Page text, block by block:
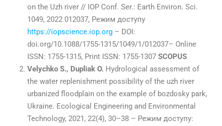
on the Uzh river // IOP Conf. Ser.: Earth Environ. Sci.
1049, 2022 012037, Режим доступу
https://iopscience.iop.org – DOI:
doi.org/10.1088/1755-1315/1049/1/012037– Online
ISSN: 1755-1315, Print ISSN: 1755-1307 SCOPUS
Velychko S., Dupliak O. Hydrological assessment of
the water replenishment possibility of the uzh river
urbanized floodplain on the example of bozdosky park,
Ukraine. Ecological Engineering and Environmental
Technology, 2021, 22(4), 30–38 – Режим доступу: